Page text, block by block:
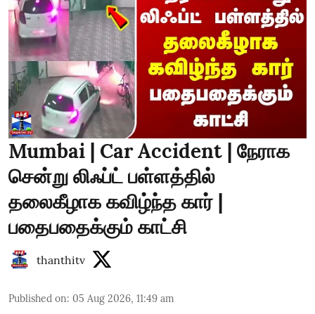
Mumbai | Car Accident | நேராக
சென்று லிஃப்ட் பள்ளத்தில்
தலைகீழாக கவிழ்ந்த கார் |
பதைபதைக்கும் காட்சி
thanthitv
Published on: 05 Aug 2026, 11:49 am